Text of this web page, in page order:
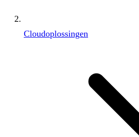
Cloudoplossingen